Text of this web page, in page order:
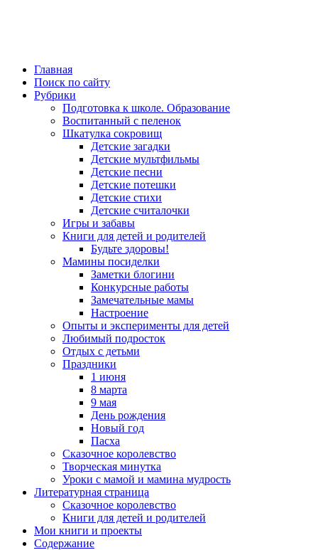
Главная
Поиск по сайту
Рубрики
Подготовка к школе. Образование
Воспитанный с пеленок
Шкатулка сокровищ
Детские загадки
Детские мультфильмы
Детские песни
Детские потешки
Детские стихи
Детские считалочки
Игры и забавы
Книги для детей и родителей
Будьте здоровы!
Мамины посиделки
Заметки блогини
Конкурсные работы
Замечательные мамы
Настроение
Опыты и эксперименты для детей
Любимый подросток
Отдых с детьми
Праздники
1 июня
8 марта
9 мая
День рождения
Новый год
Пасха
Сказочное королевство
Творческая минутка
Уроки с мамой и мамина мудрость
Литературная страница
Сказочное королевство
Книги для детей и родителей
Мои книги и проекты
Содержание